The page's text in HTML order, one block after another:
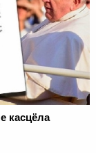
касцёла